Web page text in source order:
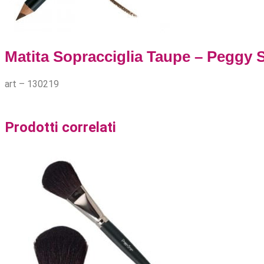
Matita Sopracciglia Taupe – Peggy
art – 130219
Prodotti correlati